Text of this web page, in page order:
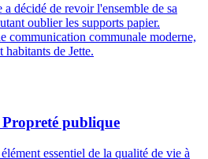
décidé de revoir l'ensemble de sa
oublier les supports papier.
communication communale moderne,
habitants de Jette.
publique
essentiel de la qualité de vie à